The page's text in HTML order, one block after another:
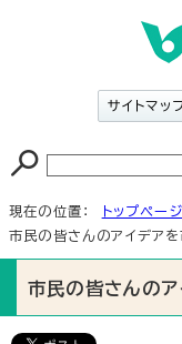
サイトマッ
現在の位置： トップページ
市民の皆さんのアイデアを
市民の皆さんの